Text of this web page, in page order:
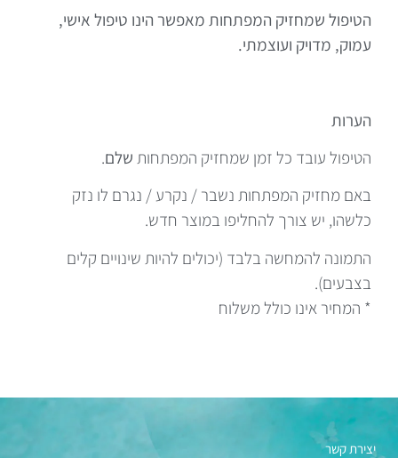
הטיפול שמחזיק המפתחות מאפשר הינו טיפול אישי,
עמוק, מדויק ועוצמתי.
הערות
הטיפול עובד כל זמן שמחזיק המפתחות שלם.
באם מחזיק המפתחות נשבר / נקרע / נגרם לו נזק
כלשהו, יש צורך להחליפו במוצר חדש.
התמונה להמחשה בלבד (יכולים להיות שינויים קלים
בצבעים).
* המחיר אינו כולל משלוח
יצירת קשר